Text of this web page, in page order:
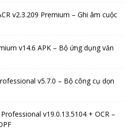
v2.3.209 Premium – Ghi âm cuộc
v14.6 APK – Bộ ứng dụng văn
v5.7.0 – Bộ công cụ dọn
v19.0.13.5104 + OCR –